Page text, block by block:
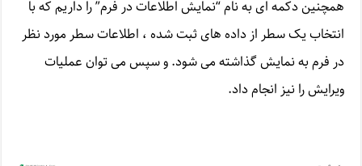
همچنین دکمه ای به نام “نمایش اطلاعات در فرم” را داریم که با
انتخاب یک سطر از داده های ثبت شده ، اطلاعات سطر مورد نظر
در فرم به نمایش گذاشته می شود. و سپس می توان عملیات
ویرایش را نیز انجام داد.